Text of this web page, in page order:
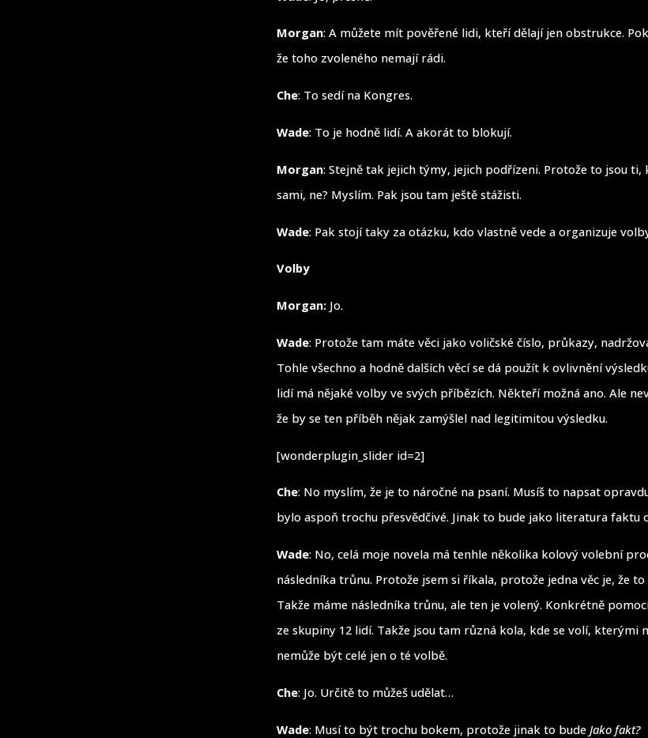
Morgan: A můžete mít pověřené lidi, kteří dělají jen obstrukce.
že toho zvoleného nemají rádi.
Che: To sedí na Kongres.
Wade: To je hodně lidí. A akorát to blokují.
Morgan: Stejně tak jejich týmy, jejich podřízeni. Protože to jsou
sami, ne? Myslím. Pak jsou tam ještě stážisti.
Wade: Pak stojí taky za otázku, kdo vlastně vede a organizuje
Volby
Morgan: Jo.
Wade: Protože tam máte věci jako voličské číslo, průkazy,
Tohle všechno a hodně dalších věcí se dá použít k ovlivnění
lidí má nějaké volby ve svých příbězích. Někteří možná ano. Ale
že by se ten příběh nějak zamýšlel nad legitimitou výsledku.
[wonderplugin_slider id=2]
Che: No myslím, že je to náročné na psaní. Musíš to napsat
bylo aspoň trochu přesvědčivé. Jinak to bude jako literatura faktu
Wade: No, celá moje novela má tenhle několika kolový volební
následníka trůnu. Protože jsem si říkala, protože jedna věc je, že
Takže máme následníka trůnu, ale ten je volený. Konkrétně
ze skupiny 12 lidí. Takže jsou tam různá kola, kde se volí, kterými
nemůže být celé jen o té volbě.
Che: Jo. Určitě to můžeš udělat…
Wade: Musí to být trochu bokem, protože jinak to bude Jako fakt?